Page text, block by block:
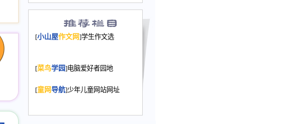
长会、家园网－个人空间，用户一
次注册全部通行。
2008.12.12家园网正式运行，域
年，2009版提前启用，小山屋全面
小山画廊均增加多个新栏目。。
评分、顶功能，作文宝典改版。
[小山屋作文网]学生作文选
[菜鸟学园]电脑爱好者园地
[童网导航]少年儿童网站网址